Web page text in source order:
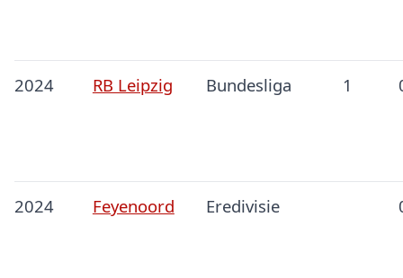
2024 RB Leipzig Bundesliga 1
2024 Feyenoord Eredivisie